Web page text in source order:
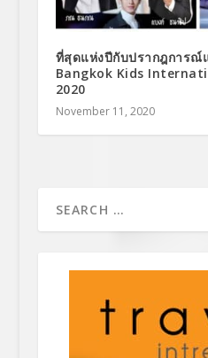
ที่สุดแห่งปีกับปรากฎการณ์
Bangkok Kids
2020
November 11, 2020